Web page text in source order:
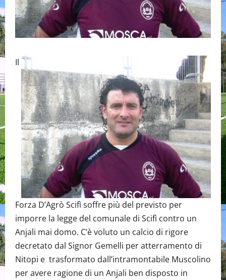
Il
Forza D’Agrò Scifì soffre più del previsto per
imporre la legge del comunale di Scifì contro un
Anjali mai domo. C’è voluto un calcio di rigore
decretato dal Signor Gemelli per atterramento di
Nitopi e trasformato dall’intramontabile Muscolino
per avere ragione di un Anjali ben disposto in